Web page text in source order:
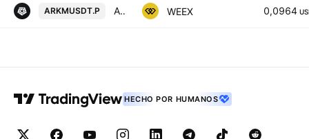
ARKMUSDT.P ARKHAM/TETHERUS PERPETUAL CONTRACT WEEX 0,0964
HECHO POR HUMANOS